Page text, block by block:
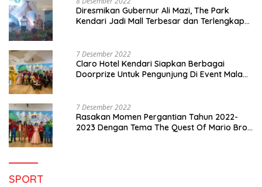
Diresmikan Gubernur Ali Mazi, The Park
Kendari Jadi Mall Terbesar dan Terlengkap
7 Desember 2022
Claro Hotel Kendari Siapkan Berbagai
Doorprize Untuk Pengunjung Di Event Malam
7 Desember 2022
Rasakan Momen Pergantian Tahun 2022-
2023 Dengan Tema The Quest Of Mario Bros
SPORT